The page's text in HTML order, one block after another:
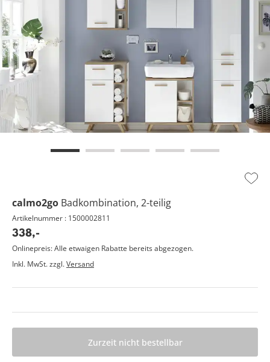
Zur
calmo2go Badkombination, 2-teilig
Artikelnummer : 1500002811
338,-
Onlinepreis: Alle etwaigen Rabatte bereits abgezogen.
Inkl. MwSt. zzgl.Versand
Zurzeit nicht bestellbar